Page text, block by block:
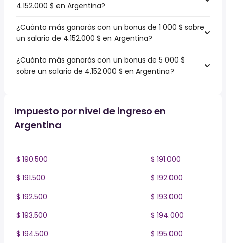
4.152.000 $ en Argentina?
¿Cuánto más ganarás con un bonus de 1 000 $ sobre
un salario de 4.152.000 $ en Argentina?
¿Cuánto más ganarás con un bonus de 5 000 $
sobre un salario de 4.152.000 $ en Argentina?
Impuesto por nivel de ingreso en
Argentina
$ 190.500
$ 191.000
$ 191.500
$ 192.000
$ 192.500
$ 193.000
$ 193.500
$ 194.000
$ 194.500
$ 195.000